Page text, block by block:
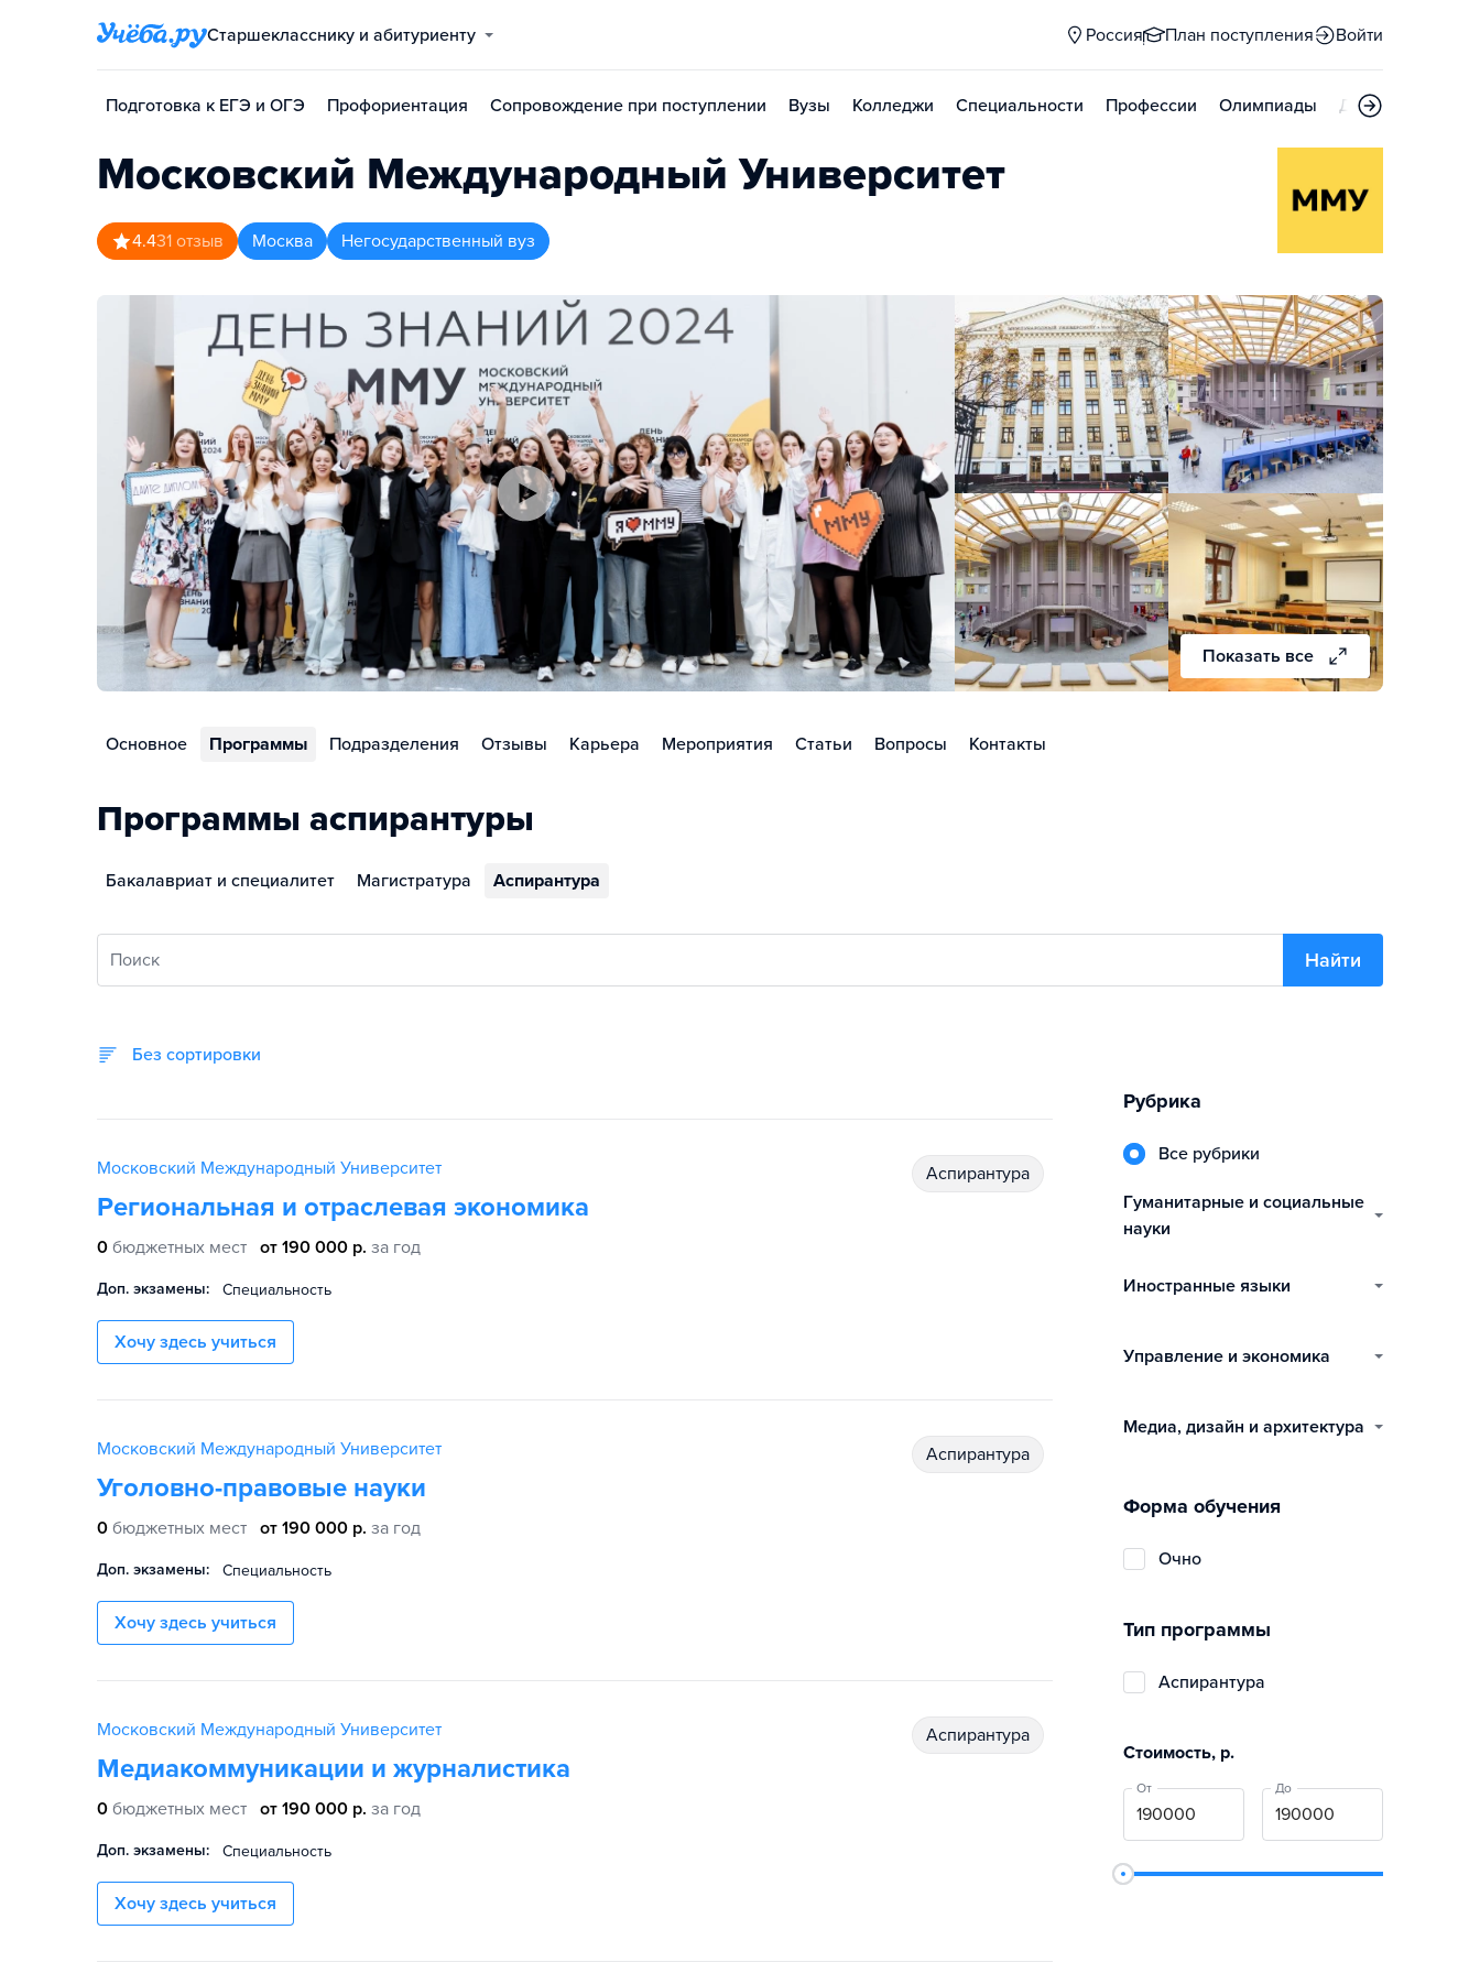
Старшекласснику и абитуриенту Россия План поступления Войти
Подготовка к ЕГЭ и ОГЭ Профориентация Сопровождение при поступлении Вузы Колледжи Специальности Профессии Олимпиады Дни открытых
Московский Международный Университет
4.431 отзыв Москва Негосударственный вуз
Показать все
Основное Программы Подразделения Отзывы Карьера Мероприятия Статьи Вопросы Контакты
Программы аспирантуры
Бакалавриат и специалитет Магистратура Аспирантура
Поиск Найти
Без сортировки
Московский Международный Университет
Региональная и отраслевая экономика
0 бюджетных мест от 190 000 р. за год
Доп. экзамены: Специальность
Хочу здесь учиться
аспирантура
Московский Международный Университет
Уголовно-правовые науки
0 бюджетных мест от 190 000 р. за год
Доп. экзамены: Специальность
Хочу здесь учиться
аспирантура
Московский Международный Университет
Медиакоммуникации и журналистика
0 бюджетных мест от 190 000 р. за год
Доп. экзамены: Специальность
Хочу здесь учиться
аспирантура
Рубрика
Все рубрики
гуманитарные и социальные
науки
иностранные языки
управление и экономика
медиа, дизайн и архитектура
Форма обучения
очно
Тип программы
аспирантура
Стоимость, р.
От До